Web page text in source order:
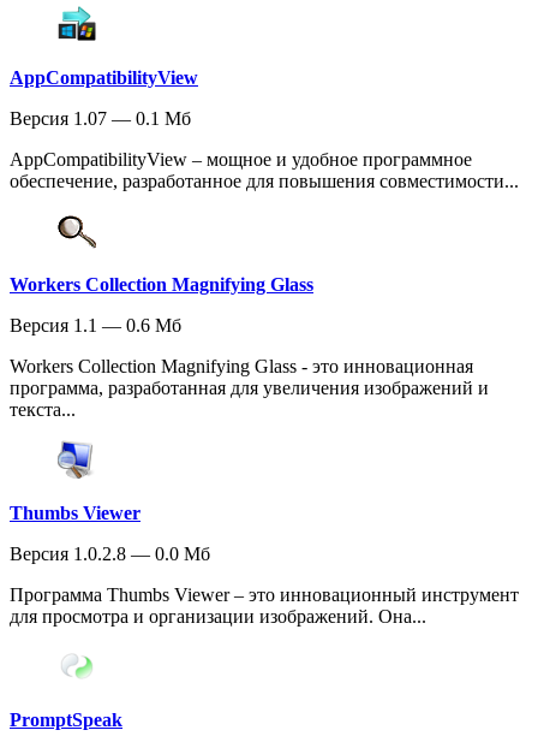
AppCompatibilityView
Версия 1.07 — 0.1 Мб
AppCompatibilityView – мощное и удобное программное
обеспечение, разработанное для повышения совместимости...
Workers Collection Magnifying Glass
Версия 1.1 — 0.6 Мб
Workers Collection Magnifying Glass - это инновационная
программа, разработанная для увеличения изображений и
текста...
Thumbs Viewer
Версия 1.0.2.8 — 0.0 Мб
Программа Thumbs Viewer – это инновационный инструмент
для просмотра и организации изображений. Она...
PromptSpeak